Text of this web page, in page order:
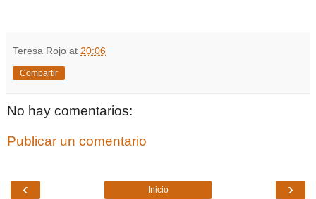
Teresa Rojo at 20:06
Compartir
No hay comentarios:
Publicar un comentario
‹ ›
Inicio